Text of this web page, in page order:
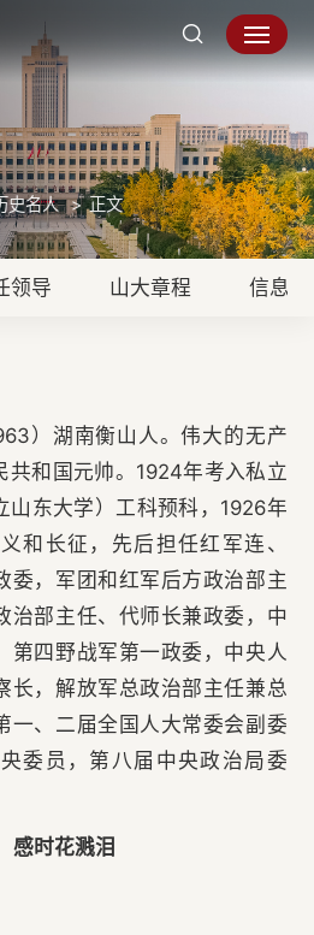
史名人 正文
领导 山大章程 信息
）湖南衡山人。伟大的无产
共和国元帅。1924年考入私立
山东大学）工科预科，1926年
和长征，先后担任红军连、
委，军团和红军后方政治部主
治部主任、代师长兼政委，中
第四野战军第一政委，中央人
长，解放军总政治部主任兼总
一、二届全国人大常委会副委
委员，第八届中央政治局委
感时花溅泪